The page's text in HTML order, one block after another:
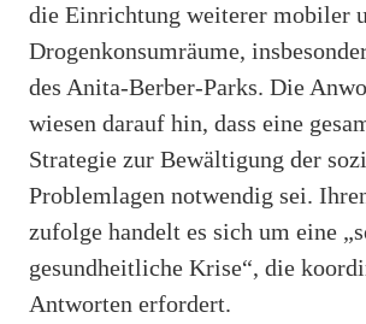
die Einrichtung weiterer mobiler
Drogenkonsumräume,
des Anita-Berber-Parks. Die
wiesen darauf hin, dass eine
Strategie zur Bewältigung der
Problemlagen notwendig sei.
zufolge handelt es sich um eine
gesundheitliche Krise“, die
Antworten erfordert.